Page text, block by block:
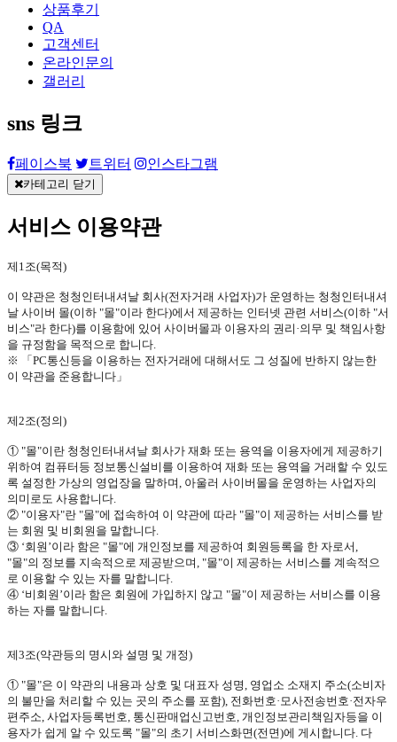
상품후기
QA
고객센터
온라인문의
갤러리
sns 링크
페이스북 트위터 인스타그램
카테고리 닫기
서비스 이용약관
제 1 조(목적)
이 약관은 청청인터내셔날 회사(전자거래 사업자)가 운영하는 청청인터내셔
날 사이버 몰(이하 "몰"이라 한다)에서 제공하는 인터넷 관련 서비스(이하 "서
비스"라 한다)를 이용함에 있어 사이버몰과 이용자의 권리·의무 및 책임사항
을 규정함을 목적으로 합니다
※ 「 PC통신등을 이용하는 전자거래에 대해서도 그 성질에 반하지 않는한
이 약관을 준용합니다」
제2조(정의)
① "몰"이란 청청인터내셔날 회사가 재화 또는 용역을 이용자에게 제공하기
위하여 컴퓨터등 정보통신설비를 이용하여 재화 또는 용역을 거래할 수 있도
록 설정한 가상의 영업장을 말하며 아울러 사이버몰을 운영하는 사업자의
의미로도 사용합니다
② "이용자"란 "몰"에 접속하여 이 약관에 따라 "몰"이 제공하는 서비스를 받
는 회원 및 비회원을 말합니다
③ ‘회원’이라 함은 "몰"에 개인정보를 제공하여 회원등록을 한 자로서
"몰"의 정보를 지속적으로 제공받으며 , "몰"이 제공하는 서비스를 계속적으
로 이용할 수 있는 자를 말합니다
④ ‘비회원’이라 함은 회원에 가입하지 않고 "몰"이 제공하는 서비스를 이용
하는 자를 말합니다
제3조(약관등의 명시와 설명 및 개정)
① "몰"은 이 약관의 내용과 상호 및 대표자 성명 영업소 소재지 주소(소비자
의 불만을 처리할 수 있는 곳의 주소를 포함), 전화번호·모사전송번호·전자우
편주소 사업자등록번호 통신판매업신고번호 개인정보관리책임자등을 이
용자가 쉽게 알 수 있도록 "몰"의 초기 서비스화면(전면)에 게시합니다 다